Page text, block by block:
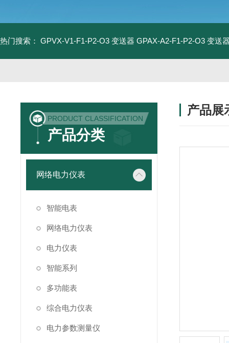
热门搜索： GPVX-V1-F1-P2-O3 变送器 GPAX-A2-F1-P2-O3 变送
PRODUCT CLASSIFICATION
产品分类
网络电力仪表
智能电表
网络电力仪表
电力仪表
智能系列
多功能表
综合电力仪表
电力参数测量仪
产品展